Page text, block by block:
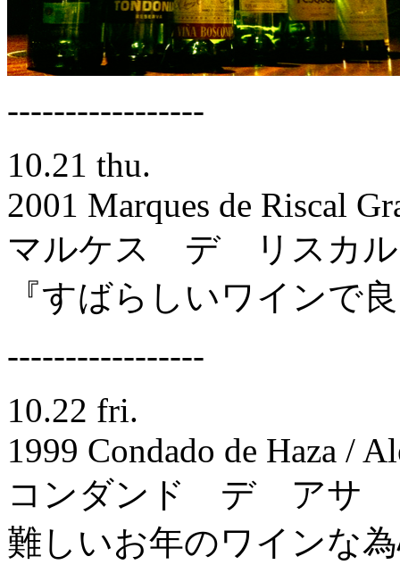
-----------------
10.21 thu.
2001 Marques de Riscal
マルケス デ リスカ
『すばらしいワインで
-----------------
10.22 fri.
1999 Condado de Haza /
コンダンド デ アサ
難しいお年のワインな